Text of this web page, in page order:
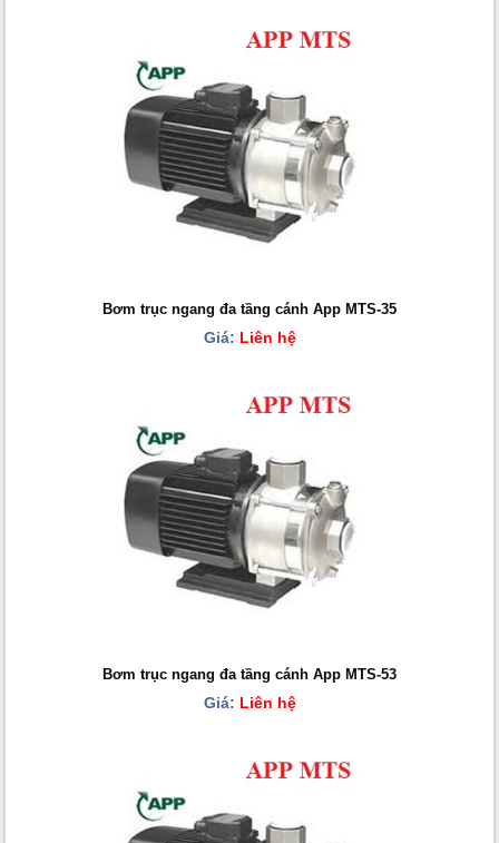
Bơm trục ngang đa tầng cánh App MTS-35
Giá: Liên hệ
Bơm trục ngang đa tầng cánh App MTS-53
Giá: Liên hệ